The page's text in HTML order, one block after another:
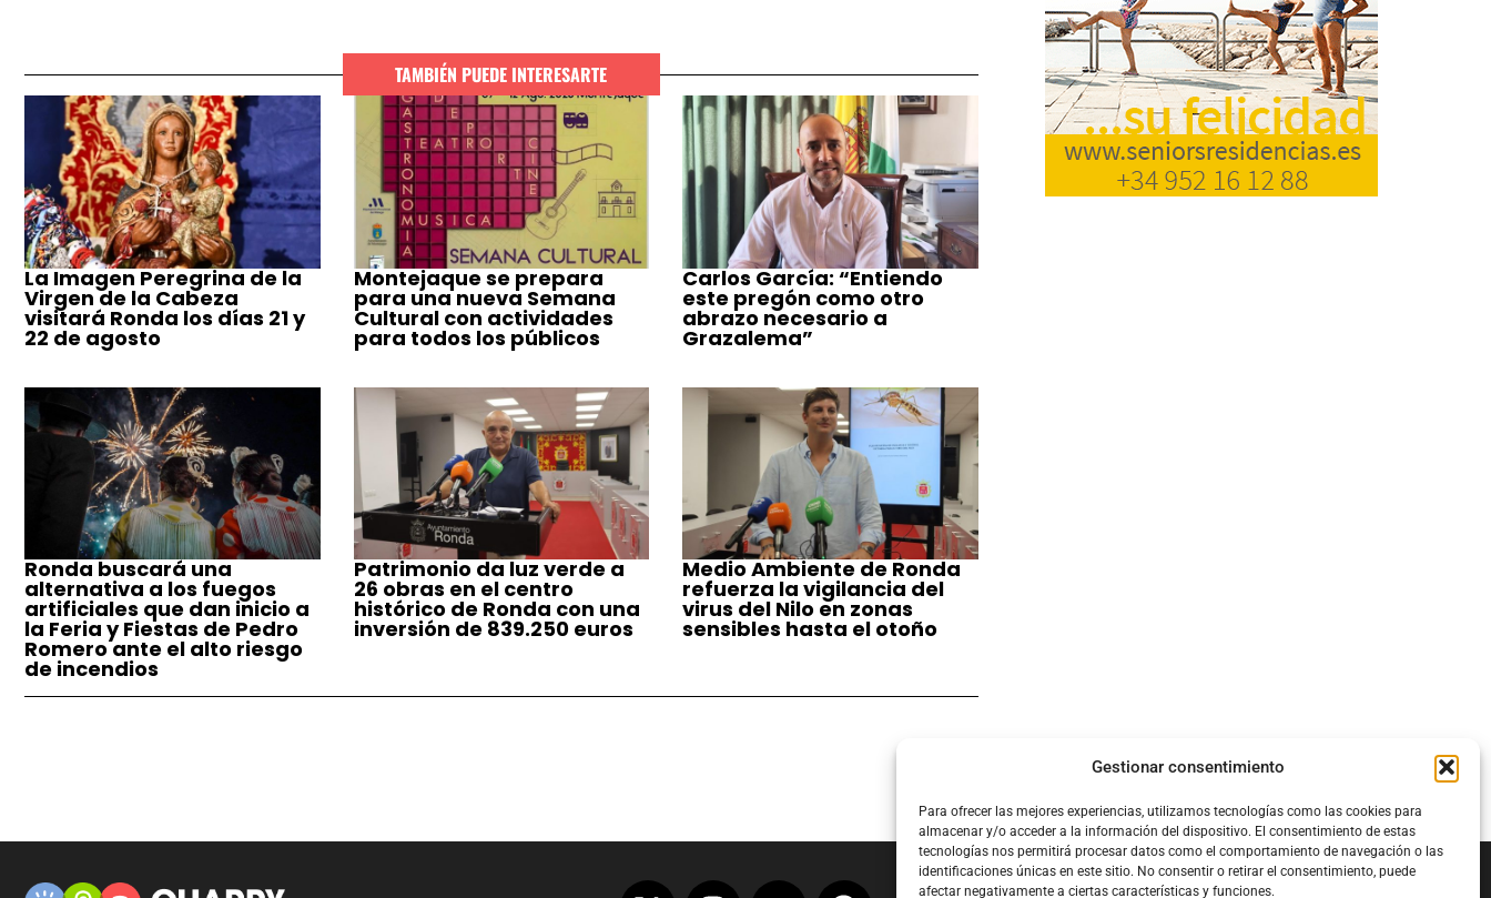
Gestionar consentimiento
Para ofrecer las mejores experiencias, utilizamos tecnologías como las cookies para
almacenar y/o acceder a la información del dispositivo. El consentimiento de estas
tecnologías nos permitirá procesar datos como el comportamiento de navegación o las
identificaciones únicas en este sitio. No consentir o retirar el consentimiento, puede
afectar negativamente a ciertas características y funciones.
TAMBIÉN PUEDE INTERESARTE
La Imagen Peregrina de la
Virgen de la Cabeza
visitará Ronda los días 21 y
22 de agosto
Montejaque se prepara
para una nueva Semana
Cultural con actividades
para todos los públicos
Carlos García: “Entiendo
este pregón como otro
abrazo necesario a
Grazalema”
Ronda buscará una
alternativa a los fuegos
artificiales que dan inicio a
la Feria y Fiestas de Pedro
Romero ante el alto riesgo
de incendios
Patrimonio da luz verde a
26 obras en el centro
histórico de Ronda con una
inversión de 839.250 euros
Medio Ambiente de Ronda
refuerza la vigilancia del
virus del Nilo en zonas
sensibles hasta el otoño